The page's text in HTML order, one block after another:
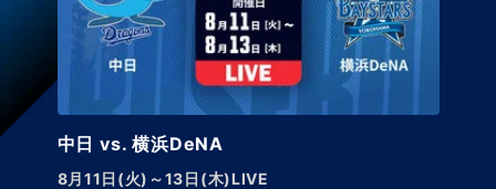
中日 vs. 横浜DeNA
8月11日(火)～13日(木)LIVE